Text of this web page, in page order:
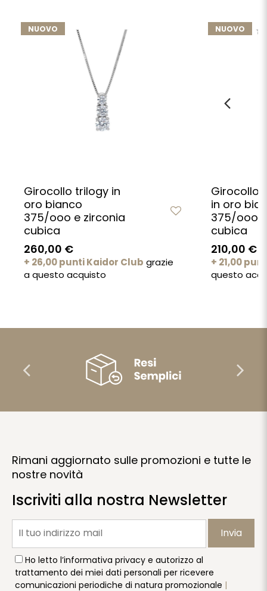
NUOVO
Girocollo trilogy in
oro bianco
375/ooo e zirconia
cubica
260,00 €
+ 26,00 punti Kaidor Club grazie
a questo acquisto
NUOVO
Girocollo
in oro
375/ooo
cubica
210,00 €
+ 21,00
questo
Rimani aggiornato sulle promozioni e tutte le
nostre novità
Iscriviti alla nostra Newsletter
Invia
Ho letto l’informativa privacy e autorizzo al
trattamento dei miei dati personali per ricevere
comunicazioni periodiche di natura promozionale |